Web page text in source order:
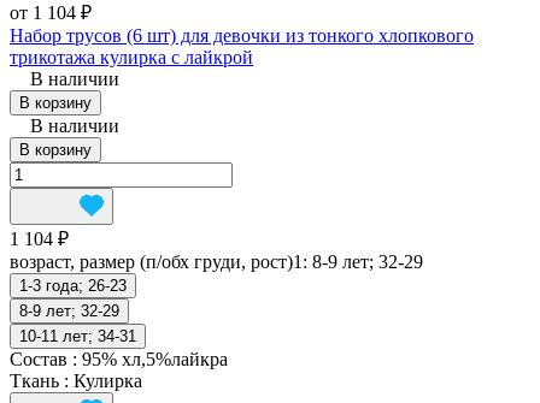
от 1 104 ₽
Набор трусов (6 шт) для девочки из тонкого хлопкового
трикотажа кулирка с лайкрой
В наличии
В корзину
В наличии
В корзину
1 104 ₽
возраст, размер (п/обх груди, рост)1: 8-9 лет; 32-29
1-3 года; 26-23
8-9 лет; 32-29
10-11 лет; 34-31
Состав : 95% хл,5%лайкра
Ткань : Кулирка